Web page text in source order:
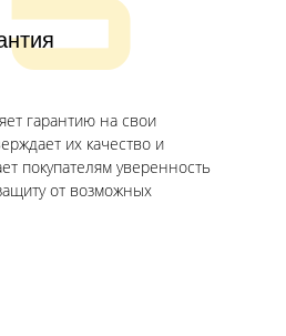
гарантию на свои
их качество и
покупателям уверенность
от возможных